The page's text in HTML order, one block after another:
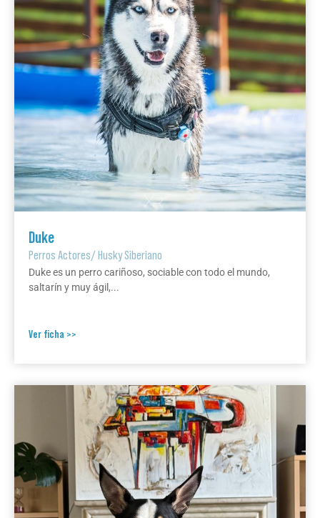
Duke
Perros Actores/Husky Siberiano
Duke es un perro cariñoso, sociable con todo el mundo,
saltarín y muy ágil,...
Ver ficha >>